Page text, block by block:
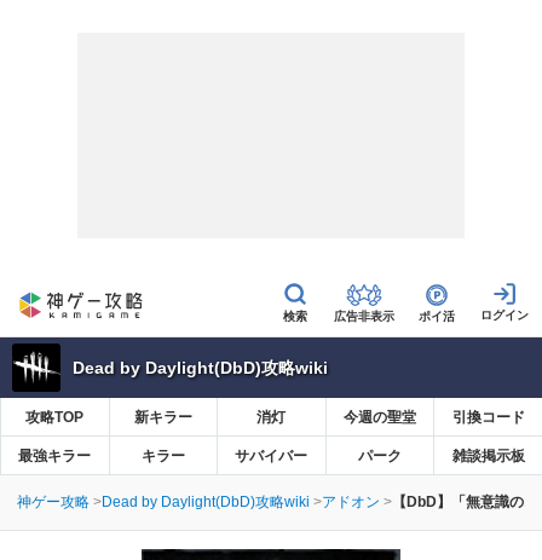
広告非表示 ポイ活
Dead by Daylight(DbD)攻略wiki
攻略TOP 新キラー 消灯 今週の聖堂 引換コード
最強キラー キラー サバイバー パーク 雑談掲示板
神ゲー攻略 Dead by Daylight(DbD)攻略wiki アドオン 【DbD】「無意識の